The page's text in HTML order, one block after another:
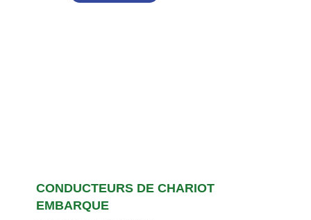
CONDUCTEURS DE CHARIOT
EMBARQUE